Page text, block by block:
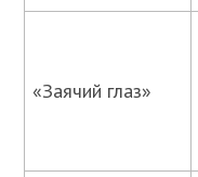
«Заячий глаз»